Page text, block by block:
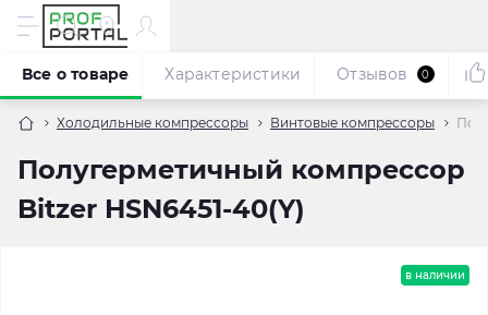
Холодильные компрессоры Винтовые компрессоры
Полугерметичный компрессор
Bitzer HSN6451-40(Y)
Все о товаре Характеристики Отзывов 0
в наличии